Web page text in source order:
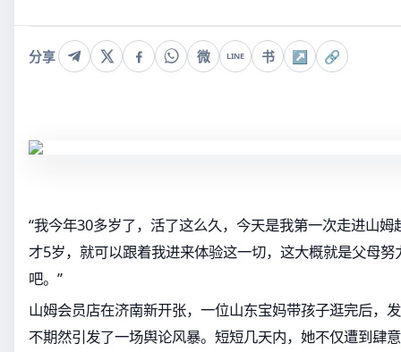
分享 微 LINE 书 ↗ 🔗
“我今年30多岁了，活了这么久，今天是我第一次走进山
才5岁，就可以跟着我进来体验这一切，这大概就是父母
吧。”
山姆会员店在济南新开张，一位山东宝妈带孩子逛完后，
不期然引发了一场舆论风暴。短短几天内，她不仅遭到肆